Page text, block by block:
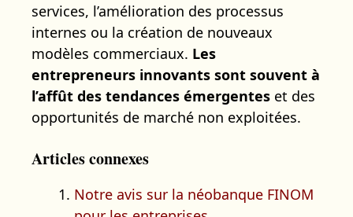
services, l’amélioration des processus
internes ou la création de nouveaux
modèles commerciaux. Les
entrepreneurs innovants sont souvent à
l’affût des tendances émergentes et des
opportunités de marché non exploitées.
Articles connexes
Notre avis sur la néobanque FINOM